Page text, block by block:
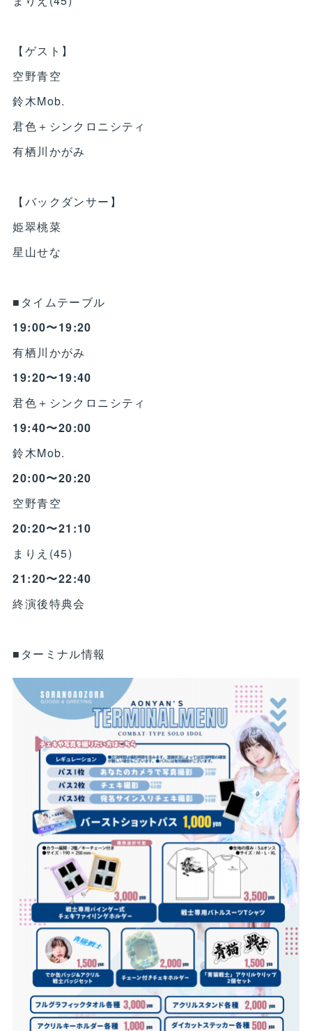
【ゲスト】
空野青空
鈴木Mob.
君色＋シンクロニシティ
有栖川かがみ
【バックダンサー】
姫翠桃菜
星山せな
■タイムテーブル
19:00〜19:20
有栖川かがみ
19:20〜19:40
君色＋シンクロニシティ
19:40〜20:00
鈴木Mob.
20:00〜20:20
空野青空
20:20〜21:10
まりえ(45)
21:20〜22:40
終演後特典会
■ターミナル情報